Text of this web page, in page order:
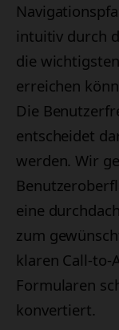
intuitiv durch
die
erreichen
Die
entscheidet
werden. Wir
eine
zum
klaren Call-
Formularen
konvertiert.